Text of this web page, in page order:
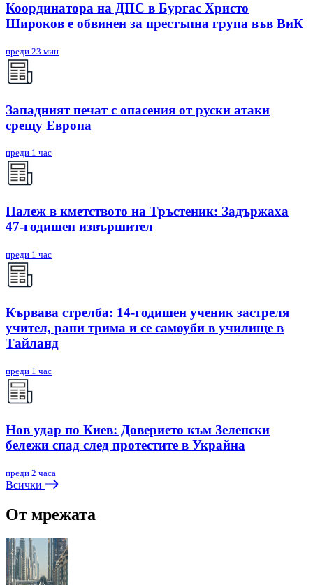
Координатора на ДПС в Бургас Христо
Широков е обвинен за престъпна група във ВиК
преди 23 мин
Западният печат с опасения от руски атаки
срещу Европа
преди 1 час
Палеж в кметството на Тръстеник: Задържаха
47-годишен извършител
преди 1 час
Кървава стрелба: 14-годишен ученик застреля
учител, рани трима и се самоуби в училище в
Тайланд
преди 1 час
Нов удар по Киев: Доверието към Зеленски
бележи спад след протестите в Украйна
преди 2 часа
Всички
От мрежата